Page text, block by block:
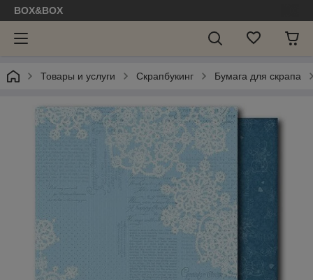
BOX&BOX
Товары и услуги Скрапбукинг Бумага для скрапа